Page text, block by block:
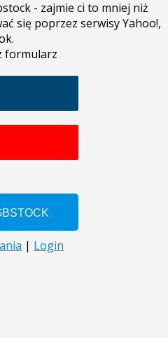
- zajmie ci to mniej niż
się poprzez serwisy Yahoo!,
formularz
| Login